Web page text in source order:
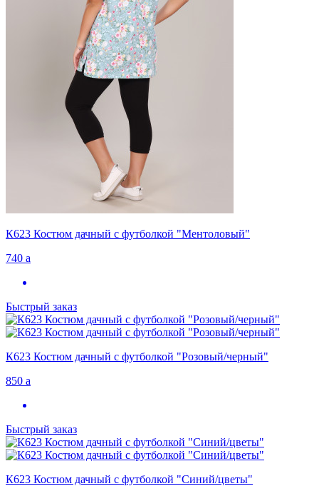
К623 Костюм дачный с футболкой "Ментоловый"
740 a
Быстрый заказ
К623 Костюм дачный с футболкой "Розовый/черный"
850 a
Быстрый заказ
К623 Костюм дачный с футболкой "Синий/цветы"